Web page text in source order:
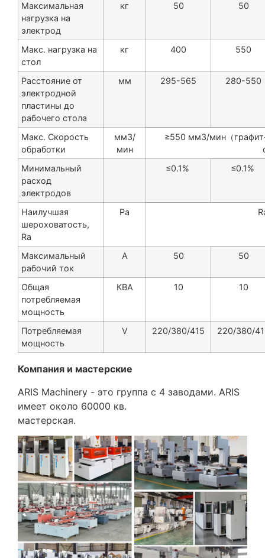
Максимальная
нагрузка на
электрод
кг 50 50
Макс. нагрузка на
стол
кг 400 550
Расстояние от
электродной
пластины до
рабочего стола
мм 295-565 280-550
Макс. Скорость
обработки
мм3/
мин
≥550 мм3/мин（
Минимальный
расход
электродов
≤0.1% ≤0.1%
Наилучшая
шероховатость,
Ra
Ра
Максимальный
рабочий ток
A 50 50
Общая
потребляемая
мощность
КВА 10 10
Потребляемая
мощность
V 220/380/415 220/380/
Компания и мастерские
ARIS Machinery - это группа с 4 заводами. ARIS
имеет около 60000 кв.
мастерская.